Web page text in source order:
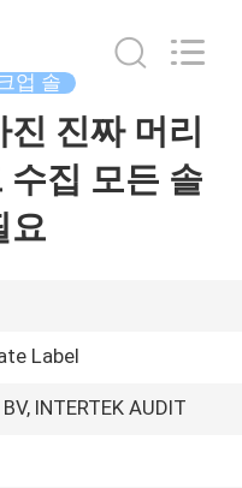
업 솔
진짜 머리
수집 모든 솔
요
Label
INTERTEK AUDIT